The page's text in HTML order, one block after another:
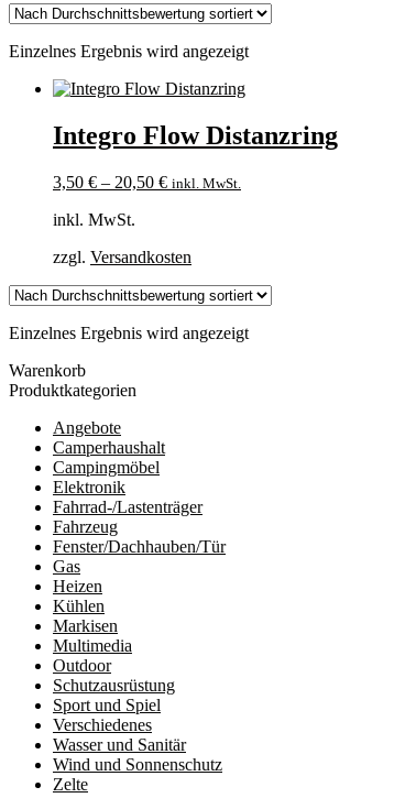
Einzelnes Ergebnis wird angezeigt
Integro Flow Distanzring
3,50 € – 20,50 € inkl. MwSt.
inkl. MwSt.
zzgl. Versandkosten
Einzelnes Ergebnis wird angezeigt
Warenkorb
Produktkategorien
Angebote
Camperhaushalt
Campingmöbel
Elektronik
Fahrrad-/Lastenträger
Fahrzeug
Fenster/Dachhauben/Tür
Gas
Heizen
Kühlen
Markisen
Multimedia
Outdoor
Schutzausrüstung
Sport und Spiel
Verschiedenes
Wasser und Sanitär
Wind und Sonnenschutz
Zelte